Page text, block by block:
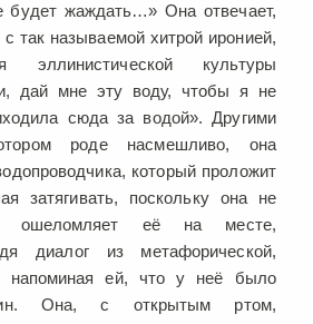
будет жаждать…» Она отвечает,
с так называемой хитрой иронией,
эллинистической культуры
дай мне эту воду, чтобы я не
сюда за водой». Другими
роде насмешливо, она
который проложит
затягивать, поскольку она не
ошеломляет её на месте,
диалог из метафорической,
напоминая ей, что у неё было
Она, с открытым ртом,